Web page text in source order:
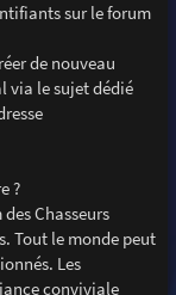
sur le forum
de nouveau
via le sujet dédié
?
Chasseurs
Tout le monde peut
Les
conviviale